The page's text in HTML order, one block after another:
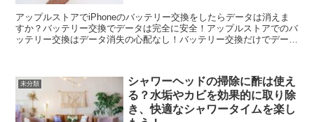
アップルストアでiPhoneのバッテリー交換をしたらデータは消えま
すか？バッテリー交換でデータは完全に安全！アップルストアでのバ
ッテリー交換はデータ消失の心配なし！バッテリー交換だけでデータ
未分類
シャワーヘッドの掃除に酢は使え
る？水垢やカビを効果的に取り除
き、快適なシャワータイムを楽し